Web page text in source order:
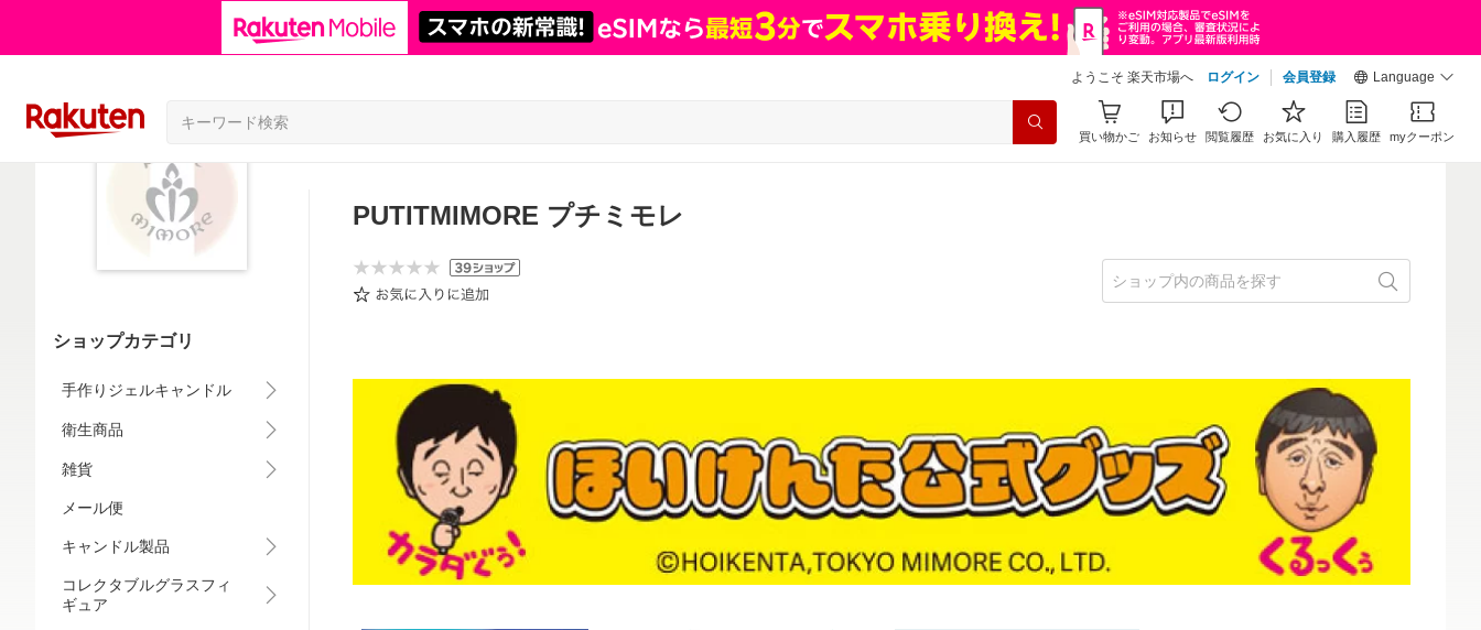
ようこそ 楽天市場へ ログイン 会員登録 Language
買い物かご お知らせ 閲覧履歴 お気に入り 購入履歴 myクーポン
ショップカテゴリ
手作りジェルキャンドル
衛生商品
雑貨
メール便
キャンドル製品
コレクタブルグラスフィ
ギュア
PUTITMIMORE プチミモレ